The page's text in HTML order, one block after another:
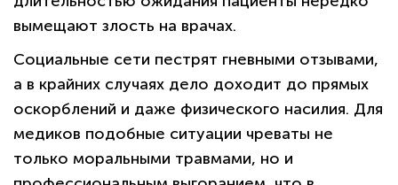
вымещают злость на врачах.
Социальные сети пестрят гневными отзывами,
а в крайних случаях дело доходит до прямых
оскорблений и даже физического насилия. Для
медиков подобные ситуации чреваты не
только моральными травмами, но и